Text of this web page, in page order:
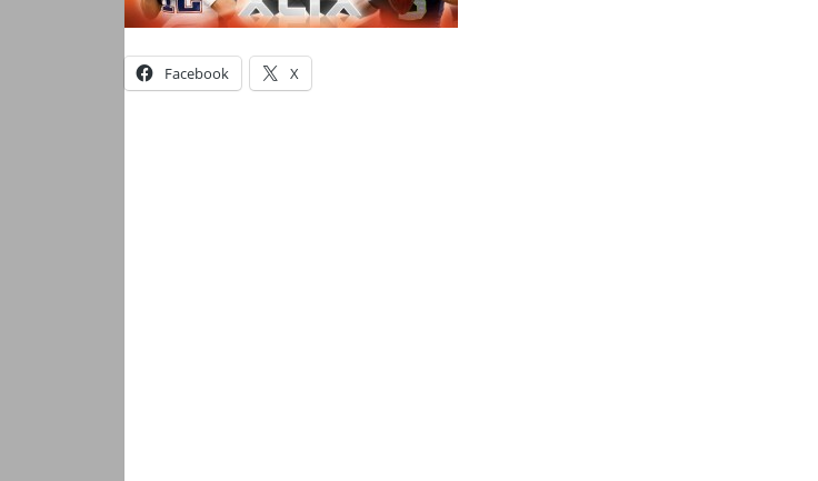
Facebook X